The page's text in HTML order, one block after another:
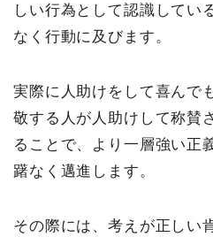
しい行為として認識してい
なく行動に及びます。
実際に人助けをして喜んで
敬する人が人助けして称賛
ることで、より一層強い正
躇なく邁進します。
その際には、考えが正しい